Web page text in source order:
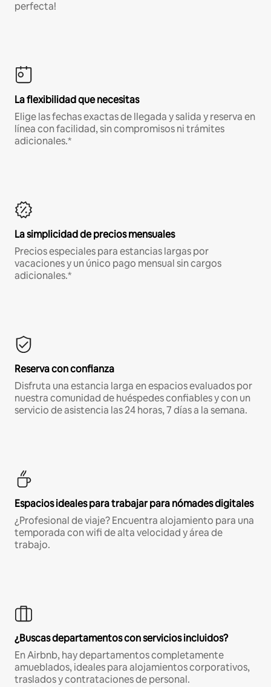
perfecta!
La flexibilidad que necesitas
Elige las fechas exactas de llegada y salida y reserva en
línea con facilidad, sin compromisos ni trámites
adicionales.*
La simplicidad de precios mensuales
Precios especiales para estancias largas por
vacaciones y un único pago mensual sin cargos
adicionales.*
Reserva con confianza
Disfruta una estancia larga en espacios evaluados por
nuestra comunidad de huéspedes confiables y con un
servicio de asistencia las 24 horas, 7 días a la semana.
Espacios ideales para trabajar para nómades digitales
¿Profesional de viaje? Encuentra alojamiento para una
temporada con wifi de alta velocidad y área de
trabajo.
¿Buscas departamentos con servicios incluidos?
En Airbnb, hay departamentos completamente
amueblados, ideales para alojamientos corporativos,
traslados y contrataciones de personal.